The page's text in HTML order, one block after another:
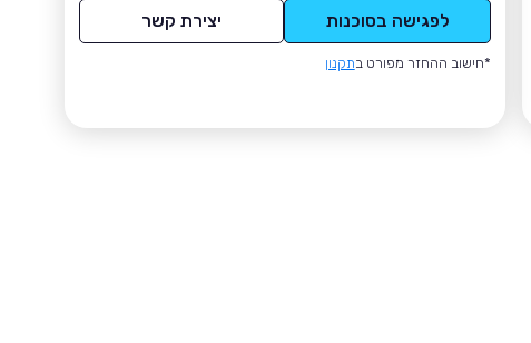
לפגישה בסוכנות יצירת קשר
*חישוב ההחזר מפורט בתקנון